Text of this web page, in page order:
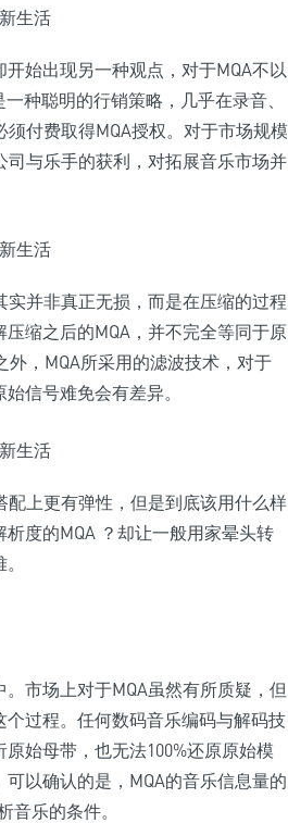
始出现另一种观点，对于MQA不以
种聪明的行销策略，几乎在录音、
付费取得MQA授权。对于市场规模
司与乐手的获利，对拓展音乐市场并
实并非真正无损，而是在压缩的过程
缩之后的MQA，并不完全等同于原
，MQA所采用的滤波技术，对于
信号难免会有差异。
上更有弹性，但是到底该用什么样
度的MQA ？却让一般用家晕头转
市场上对于MQA虽然有所质疑，但
过程。任何数码音乐编码与解码技
始母带，也无法100%还原原始模
以确认的是，MQA的音乐信息量的
音乐的条件。